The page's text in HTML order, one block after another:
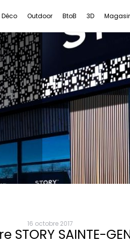
Déco Outdoor BtoB 3D
16 octobre 2017
SAINTE-